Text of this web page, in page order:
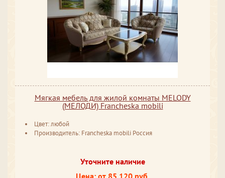
Мягкая мебель для жилой комнаты MELODY
(МЕЛОДИ) Francheska mobili
Цвет: любой
Производитель: Francheska mobili Россия
Уточните наличие